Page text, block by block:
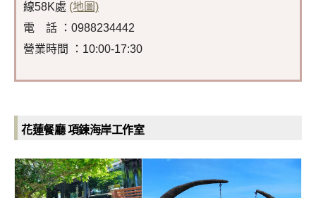
線58K處 (地圖)
電 話 ：0988234442
營業時間 ：10:00-17:30
花蓮餐廳項鍊海岸工作室